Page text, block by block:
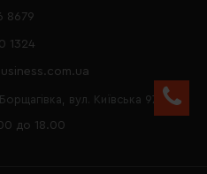
8679
1324
вул. Київська 97
до 18.00